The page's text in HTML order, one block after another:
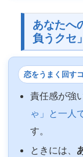
あなたへ
負うクセ
恋をうまく回す
責任感が強
ゃ」と一人
す。
ときには、